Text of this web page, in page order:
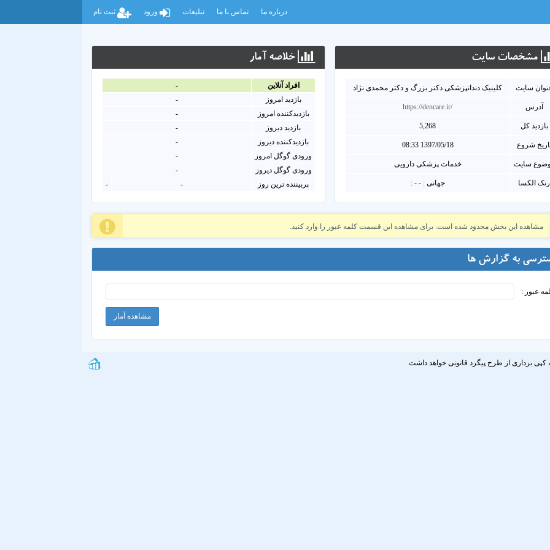
درباره ما تماس با ما تبلیغات ورود ثبت نام
مشخصات سايت
سايت کلینیک دندانپزشکی دکتر بزرگ و دکتر محمدی نژاد
آدرس https://dencare.ir/
بازدید کل 5,268
شروع 1397/05/18 08:33
سایت خدمات پزشکی دارویی
رنک الکسا جهانی : - - :
خلاصه آمار
افراد آنلاين
-
بازدید امروز
-
بازدیدکننده امروز
-
بازدید دیروز
-
بازدیدکننده دیروز
-
ورودی گوگل امروز
-
ورودی گوگل دیروز
-
پربیننده ترین روز
-
-
مشاهده این بخش محدود شده است. برای مشاهده این قسمت کلمه عبور را وارد کنید.
به گزارش ها
عبور :
برداری از طرح پیگرد قانونی خواهد داشت